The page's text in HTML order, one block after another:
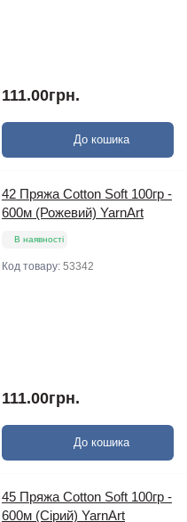
111.00грн.
До кошика
42 Пряжа Cotton Soft 100гр -
600м (Рожевий) YarnArt
В наявності
Код товару: 53342
111.00грн.
До кошика
45 Пряжа Cotton Soft 100гр -
600м (Сірий) YarnArt